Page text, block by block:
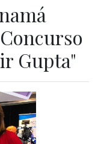
Gupta"